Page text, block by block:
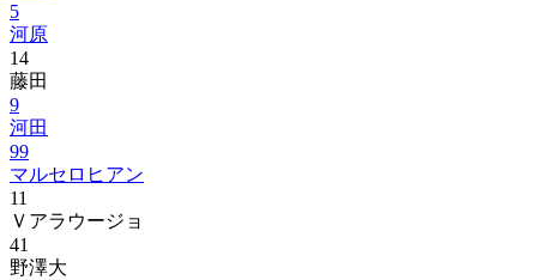
5
河原
14
藤田
9
河田
99
マルセロヒアン
11
Ｖアラウージョ
41
野澤大